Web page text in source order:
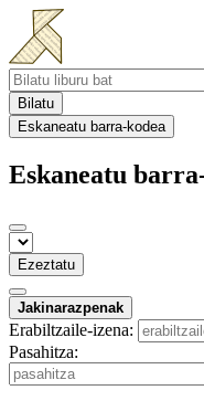
Bilatu
Eskaneatu barra-kodea
Eskaneatu
Ezeztatu
Jakinarazpenak
Erabiltzaile-izena:
Pasahitza: